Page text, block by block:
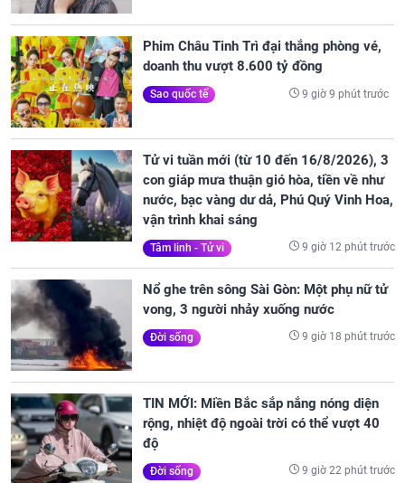
Phim Châu Tinh Trì đại thắng phòng vé,
doanh thu vượt 8.600 tỷ đồng
Sao quốc tế 9 giờ 9 phút trước
Tử vi tuần mới (từ 10 đến 16/8/2026), 3
con giáp mưa thuận gió hòa, tiền về như
nước, bạc vàng dư dả, Phú Quý Vinh Hoa,
vận trình khai sáng
Tâm linh - Tử vi 9 giờ 12 phút trước
Nổ ghe trên sông Sài Gòn: Một phụ nữ tử
vong, 3 người nhảy xuống nước
Đời sống 9 giờ 18 phút trước
TIN MỚI: Miền Bắc sắp nắng nóng diện
rộng, nhiệt độ ngoài trời có thể vượt 40
độ
Đời sống 9 giờ 22 phút trước